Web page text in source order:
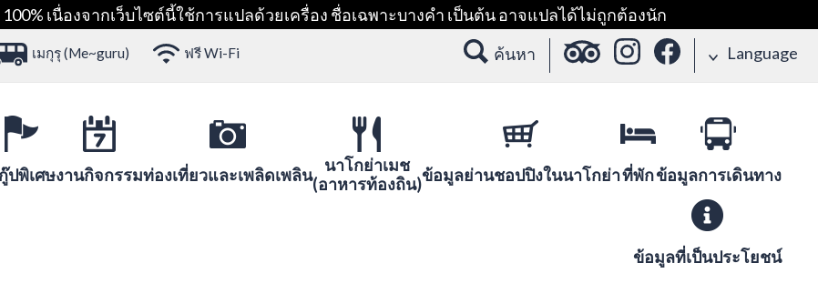
เนื่องจากเว็บไซต์นี้ใช้การแปลด้วยเครื่อง ชื่อเฉพาะบางคำ เป็นต้น อาจแปลได้ไม่ถูกต้องนัก
เมกุรุ (Me~guru) ฟรี Wi-Fi ค้นหา Language
ปพิเศษงานกิจกรรมท่องเที่ยวและเพลิดเพลิน
นาโกย่าเมช
(อาหารท้องถิน)ข้อมูลย่านชอปปิงในนาโกย่าที่พักข้อมูลการเดินทาง
ข้อมูลที่เป็นประโยชน์